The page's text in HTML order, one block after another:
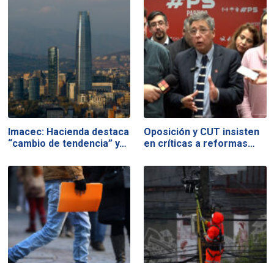
Imacec: Hacienda destaca
“cambio de tendencia” y…
Oposición y CUT insisten
en críticas a reformas…